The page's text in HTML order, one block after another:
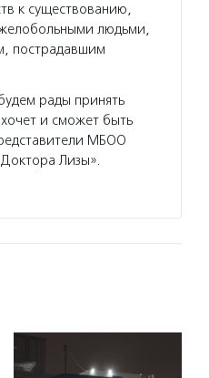
к существованию,
людьми,
пострадавшим
рады принять
и сможет быть
МБОО
Лизы».